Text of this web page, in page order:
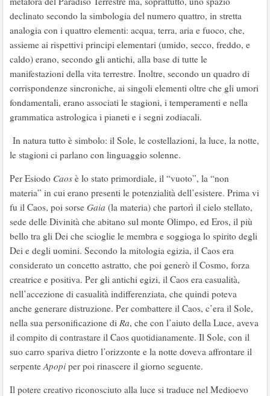
declinato secondo la simbologia del numero quattro, in stretta
analogia con i quattro elementi: acqua, terra, aria e fuoco, che,
assieme ai rispettivi principi elementari (umido, secco, freddo, e
caldo) erano, secondo gli antichi, alla base di tutte le
manifestazioni della vita terrestre. Inoltre, secondo un quadro di
corrispondenze sincroniche, ai singoli elementi oltre che gli umori
fondamentali, erano associati le stagioni, i temperamenti e nella
grammatica astrologica i pianeti e i segni zodiacali.
In natura tutto è simbolo: il Sole, le costellazioni, la luce, la notte,
le stagioni ci parlano con linguaggio solenne.
Per Esiodo Caos è lo stato primordiale, il “vuoto”, la “non
materia” in cui erano presenti le potenzialità dell’esistere. Prima vi
fu il Caos, poi sorse Gaia (la materia) che partorì il cielo stellato,
sede delle Divinità che abitano sul monte Olimpo, ed Eros, il più
bello tra gli Dei che scioglie le membra e soggioga lo spirito degli
Dei e degli uomini. Secondo la mitologia egizia, il Caos era
considerato un concetto astratto, che poi generò il Cosmo, forza
creatrice e positiva. Per gli antichi egizi, il Caos era casualità,
nell’accezione di casualità indifferenziata, che quindi poteva
anche generare distruzione. Per combattere il Caos, c’era il Sole,
nella sua personificazione di Ra, che con l’aiuto della Luce, aveva
il compito di contrastare il Caos quotidianamente. Il Sole, con il
suo carro spariva dietro l’orizzonte e la notte doveva affrontare il
serpenteApopi per poi rinascere il giorno seguente.
Il potere creativo riconosciuto alla luce si traduce nel Medioevo